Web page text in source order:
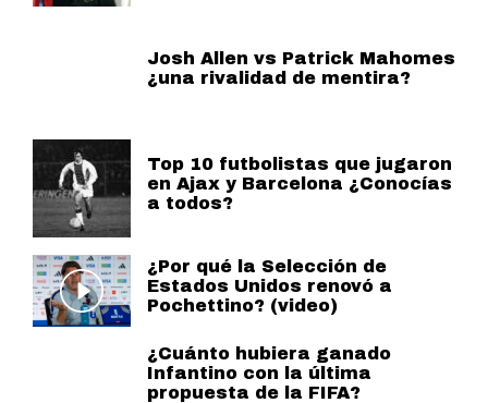
Josh Allen vs Patrick Mahomes
¿una rivalidad de mentira?
Top 10 futbolistas que jugaron
en Ajax y Barcelona ¿Conocías
a todos?
¿Por qué la Selección de
Estados Unidos renovó a
Pochettino? (video)
¿Cuánto hubiera ganado
Infantino con la última
propuesta de la FIFA?